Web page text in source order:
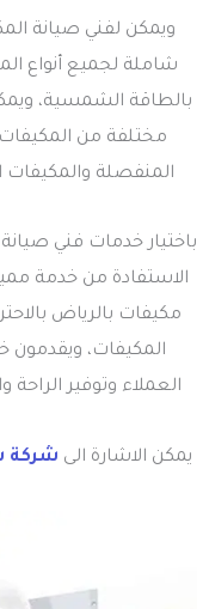
ويمكن لفني صيانة
شاملة لجميع أنواع
بالطاقة الشمسية،
مختلفة من
المنفصلة والمكيفات
باختيار خدمات فني
الاستفادة من خدمة
مكيفات بالرياض
المكيفات، ويقدمون
العملاء وتوفير
يمكن الاشارة الى شركة